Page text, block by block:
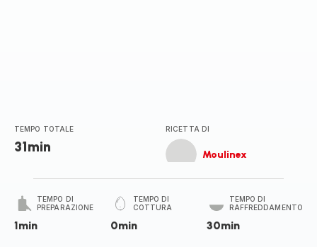
TEMPO TOTALE
31min
RICETTA DI
Moulinex
TEMPO DI
PREPARAZIONE
1min
TEMPO DI
COTTURA
0min
TEMPO DI
RAFFREDDAMENTO
30min